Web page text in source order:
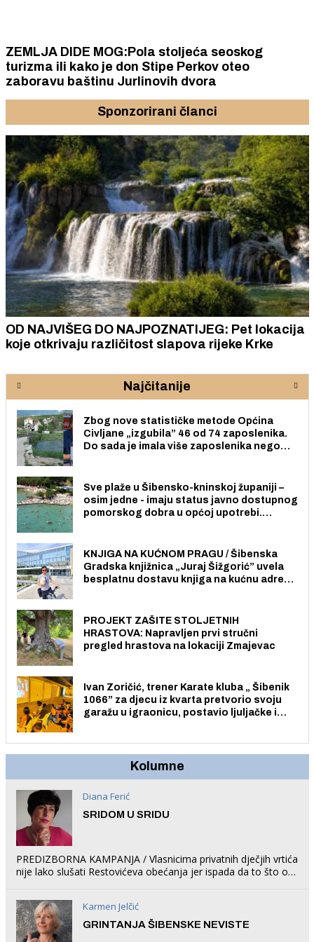
ZEMLJA DIDE MOG:Pola stoljeća seoskog
turizma ili kako je don Stipe Perkov oteo
zaboravu baštinu Jurlinovih dvora
Sponzorirani članci
OD NAJVIŠEG DO NAJPOZNATIJEG: Pet lokacija
koje otkrivaju različitost slapova rijeke Krke
Najčitanije
Zbog nove statističke metode Općina
Civljane „izgubila” 46 od 74 zaposlenika.
Do sada je imala više zaposlenika nego
Sve plaže u Šibensko-kninskoj županiji –
osim jedne - imaju status javno dostupnog
pomorskog dobra u općoj upotrebi.
KNJIGA NA KUĆNOM PRAGU / Šibenska
Gradska knjižnica „Juraj Šižgorić” uvela
besplatnu dostavu knjiga na kućnu adresu
PROJEKT ZAŠITE STOLJETNIH
HRASTOVA: Napravljen prvi stručni
pregled hrastova na lokaciji Zmajevac
Ivan Zoričić, trener Karate kluba „ Šibenik
1066” za djecu iz kvarta pretvorio svoju
garažu u igraonicu, postavio ljuljačke i
Kolumne
Diana Ferić
SRIDOM U SRIDU
PREDIZBORNA KAMPANJA / Vlasnicima privatnih dječjih vrtića
nije lako slušati Restovićeva obećanja jer ispada da to što oni
Karmen Jelčić
GRINTANJA ŠIBENSKE NEVISTE